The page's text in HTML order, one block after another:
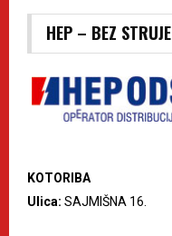
HEP – BEZ STRUJE
KOTORIBA
Ulica: SAJMIŠNA 16.